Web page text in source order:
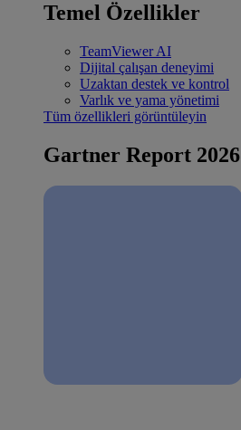
Temel Özellikler
TeamViewer AI
Dijital çalışan deneyimi
Uzaktan destek ve kontrol
Varlık ve yama yönetimi
Tüm özellikleri görüntüleyin
Gartner Report 2026